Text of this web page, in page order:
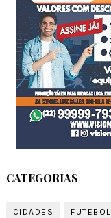
CATEGORIAS
CIDADES FUTEBOL